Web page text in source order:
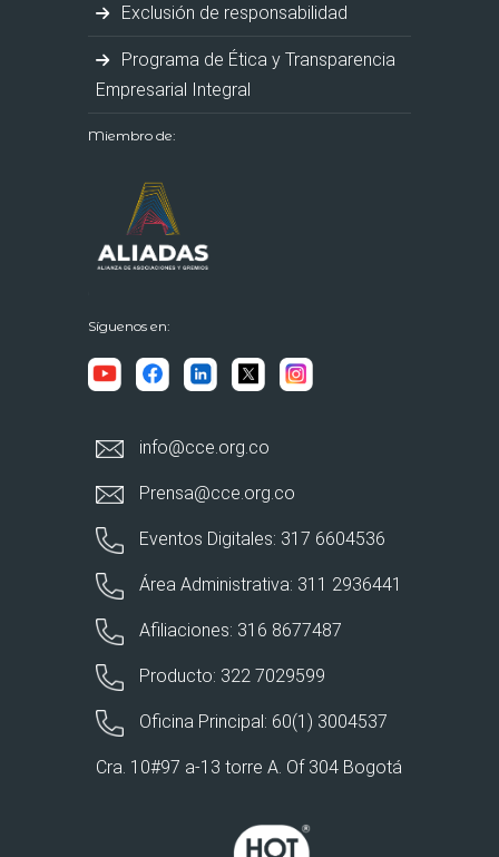
Exclusión de responsabilidad
Programa de Ética y Transparencia
Empresarial Integral
Miembro de:
Síguenos en:
info@cce.org.co
Prensa@cce.org.co
Eventos Digitales: 317 6604536
Área Administrativa: 311 2936441
Afiliaciones: 316 8677487
Producto: 322 7029599
Oficina Principal: 60(1) 3004537
Cra. 10#97 a-13 torre A. Of 304 Bogotá